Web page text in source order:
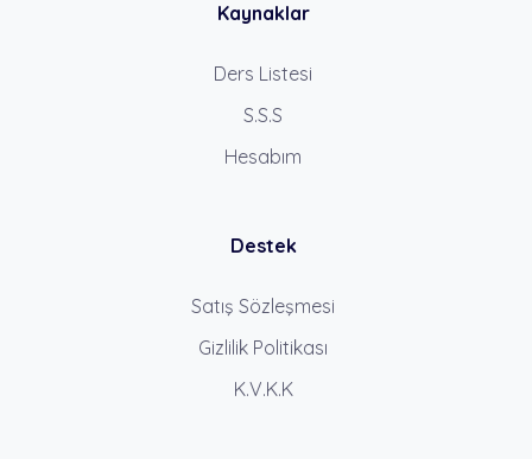
Kaynaklar
Ders Listesi
S.S.S
Hesabım
Destek
Satış Sözleşmesi
Gizlilik Politikası
K.V.K.K